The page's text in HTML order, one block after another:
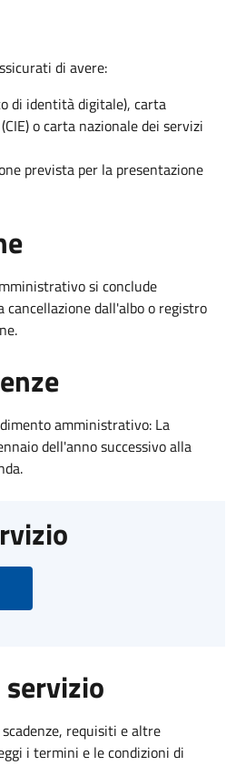
di avere:
di identità digitale), carta
o carta nazionale dei servizi
prevista per la presentazione
si conclude
dall'albo o registro
amministrativo: La
dell'anno successivo alla
requisiti e altre
i termini e le condizioni di